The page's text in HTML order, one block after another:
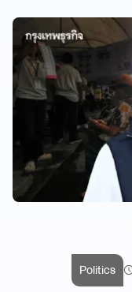
Politics